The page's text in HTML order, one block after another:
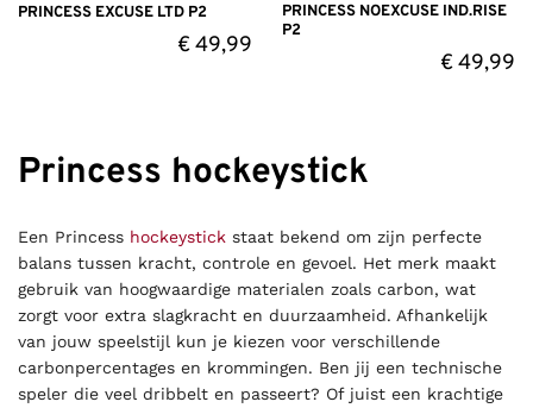
PRINCESS EXCUSE LTD P2
€49,99
PRINCESS NOEXCUSE IND.RISE
P2
€49,99
Princess hockeystick
Een Princess hockeystick staat bekend om zijn perfecte
balans tussen kracht, controle en gevoel. Het merk maakt
gebruik van hoogwaardige materialen zoals carbon, wat
zorgt voor extra slagkracht en duurzaamheid. Afhankelijk
van jouw speelstijl kun je kiezen voor verschillende
carbonpercentages en krommingen. Ben jij een technische
speler die veel dribbelt en passeert? Of juist een krachtige